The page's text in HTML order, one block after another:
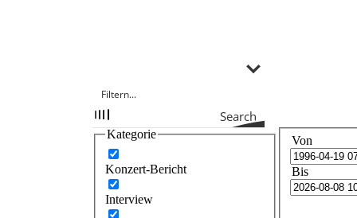
Search
Kategorie
Konzert-Bericht
Interview
Von
Bis